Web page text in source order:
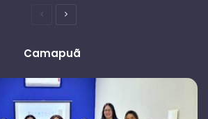
PáginaPróxima
Camapuã